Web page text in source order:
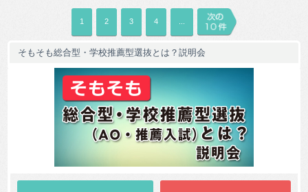
1 2 3 4
そもそも総合型・学校推薦型選抜とは？説明会